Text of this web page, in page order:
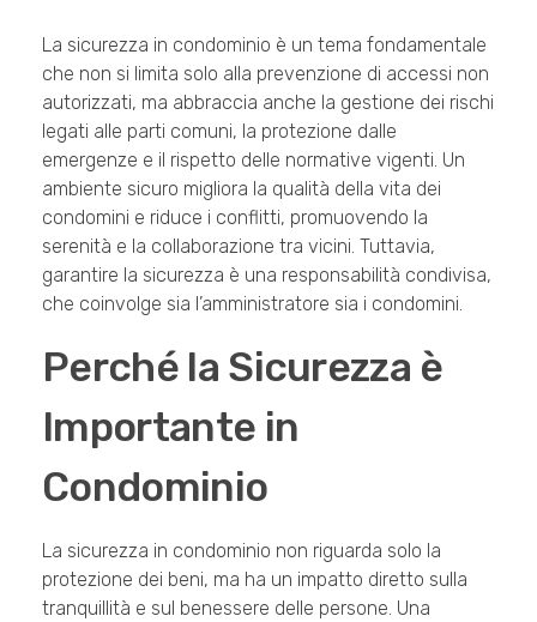
La sicurezza in condominio è un tema fondamentale
che non si limita solo alla prevenzione di accessi non
autorizzati, ma abbraccia anche la gestione dei rischi
legati alle parti comuni, la protezione dalle
emergenze e il rispetto delle normative vigenti. Un
ambiente sicuro migliora la qualità della vita dei
condomini e riduce i conflitti, promuovendo la
serenità e la collaborazione tra vicini. Tuttavia,
garantire la sicurezza è una responsabilità condivisa,
che coinvolge sia l’amministratore sia i condomini.
Perché la Sicurezza è
Importante in
Condominio
La sicurezza in condominio non riguarda solo la
protezione dei beni, ma ha un impatto diretto sulla
tranquillità e sul benessere delle persone. Una